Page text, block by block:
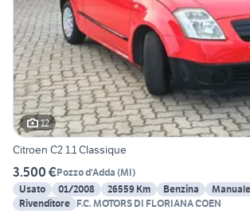
12
Citroen C2 1.1 Classique
3.500 €Pozzo d'Adda (MI)
Usato
01/2008 26559 Km Benzina Manuale
Rivenditore F.C. MOTORS DI FLORIANA COEN